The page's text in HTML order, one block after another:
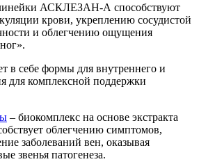
АСКЛЕЗАН-А способствуют
крови, укреплению сосудистой
и облегчению ощущения
себе формы для внутреннего и
для комплексной поддержки
– биокомплекс на основе экстракта
облегчению симптомов,
заболеваний вен, оказывая
звенья патогенеза.